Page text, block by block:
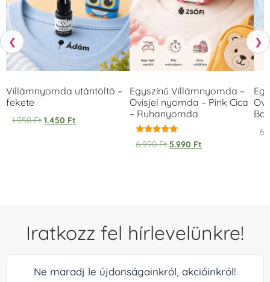
❮
Villámnyomda utántöltő –
fekete
1.950Ft 1.450 Ft
Egyszínű Villámnyomda –
Ovisjel nyomda – Pink Cica
– Ruhanyomda
Értékelés:
5.00
6.990Ft 5.990 Ft
❯
Iratkozz fel hírlevelünkre!
Ne maradj le újdonságainkról, akcióinkról!